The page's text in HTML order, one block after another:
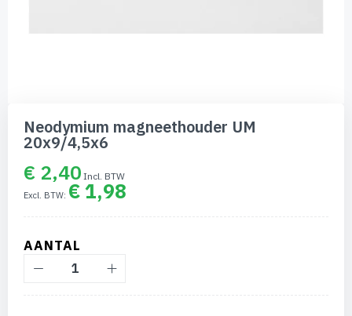
naar
begin
afbeeldingen-
gallerij
Neodymium magneethouder UM
20x9/4,5x6
€ 2,40
€ 1,98
AANTAL